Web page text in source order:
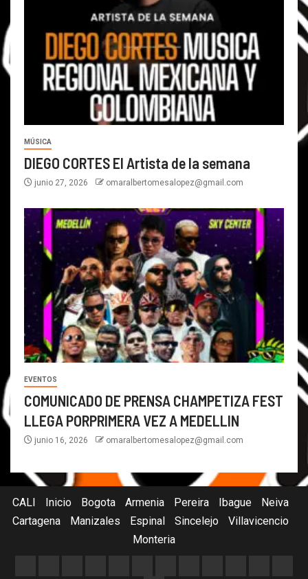
MÚSICA
DIEGO CORTES El Artista de la semana
junio 27, 2026 omaralbertomesalopez@gmail.com
EVENTOS
COMUNICADO DE PRENSA CHAMPETIZA FEST
LLEGA PORPRIMERA VEZ A MEDELLIN
junio 16, 2026 omaralbertomesalopez@gmail.com
CALI Inicio Bogota Armenia Pereira Ibague
Neiva
Cartagena
Manizales Espinal Sincelejo
Villavicencio
Monteria